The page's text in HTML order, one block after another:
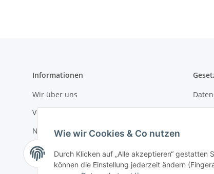
Informationen
Wir über uns
Versandinformationen
NewsletterWie wir Cookies & Co nutzen
Durch Klicken auf „Alle akzeptieren“ gestatten
können die Einstellung jederzeit ändern